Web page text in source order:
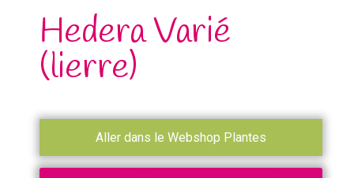
Hedera Varié
(lierre)
Aller dans le Webshop Plantes